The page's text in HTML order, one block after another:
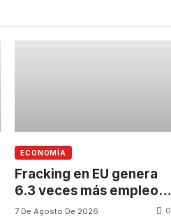
ECONOMÍA
Fracking en EU genera
6.3 veces más empleos
que los autos en México
7 De Agosto De 2026 0